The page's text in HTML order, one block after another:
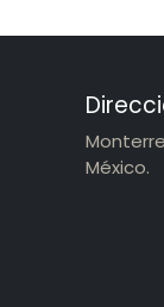
México.